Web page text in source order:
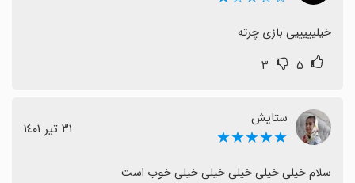
خیلیییییی بازی چرته
۵ ۳
ستایش
★★★★★ ٣١ تیر ١٤٠١
سلام خیلی خیلی خیلی خیلی خیلی خوب است